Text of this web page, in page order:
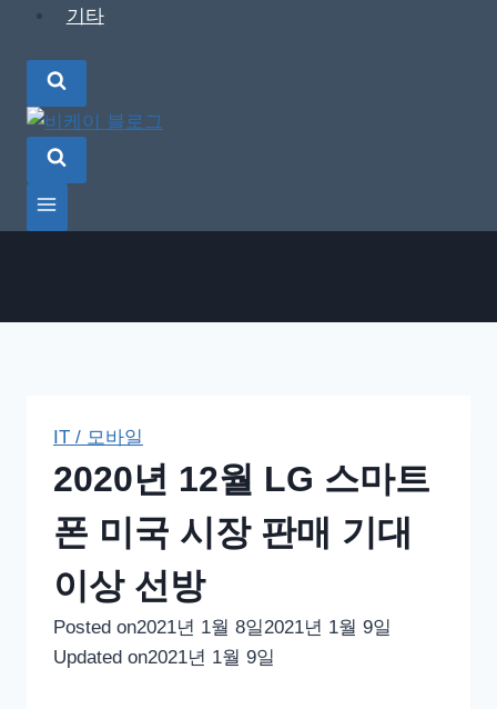
기타
IT / 모바일
2020년 12월 LG 스마트
폰 미국 시장 판매 기대
이상 선방
Posted on2021년 1월 8일2021년 1월 9일
Updated on2021년 1월 9일